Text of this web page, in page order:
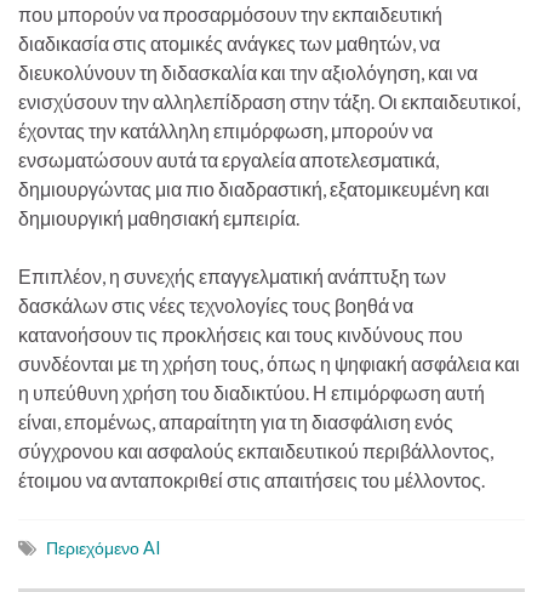
που μπορούν να προσαρμόσουν την εκπαιδευτική
διαδικασία στις ατομικές ανάγκες των μαθητών, να
διευκολύνουν τη διδασκαλία και την αξιολόγηση, και να
ενισχύσουν την αλληλεπίδραση στην τάξη. Οι εκπαιδευτικοί,
έχοντας την κατάλληλη επιμόρφωση, μπορούν να
ενσωματώσουν αυτά τα εργαλεία αποτελεσματικά,
δημιουργώντας μια πιο διαδραστική, εξατομικευμένη και
δημιουργική μαθησιακή εμπειρία.
Επιπλέον, η συνεχής επαγγελματική ανάπτυξη των
δασκάλων στις νέες τεχνολογίες τους βοηθά να
κατανοήσουν τις προκλήσεις και τους κινδύνους που
συνδέονται με τη χρήση τους, όπως η ψηφιακή ασφάλεια και
η υπεύθυνη χρήση του διαδικτύου. Η επιμόρφωση αυτή
είναι, επομένως, απαραίτητη για τη διασφάλιση ενός
σύγχρονου και ασφαλούς εκπαιδευτικού περιβάλλοντος,
έτοιμου να ανταποκριθεί στις απαιτήσεις του μέλλοντος.
Περιεχόμενο AI